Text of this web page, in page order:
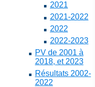
2021
2021-2022
2022
2022-2023
PV de 2001 à
2018, et 2023
Résultats 2002-
2022